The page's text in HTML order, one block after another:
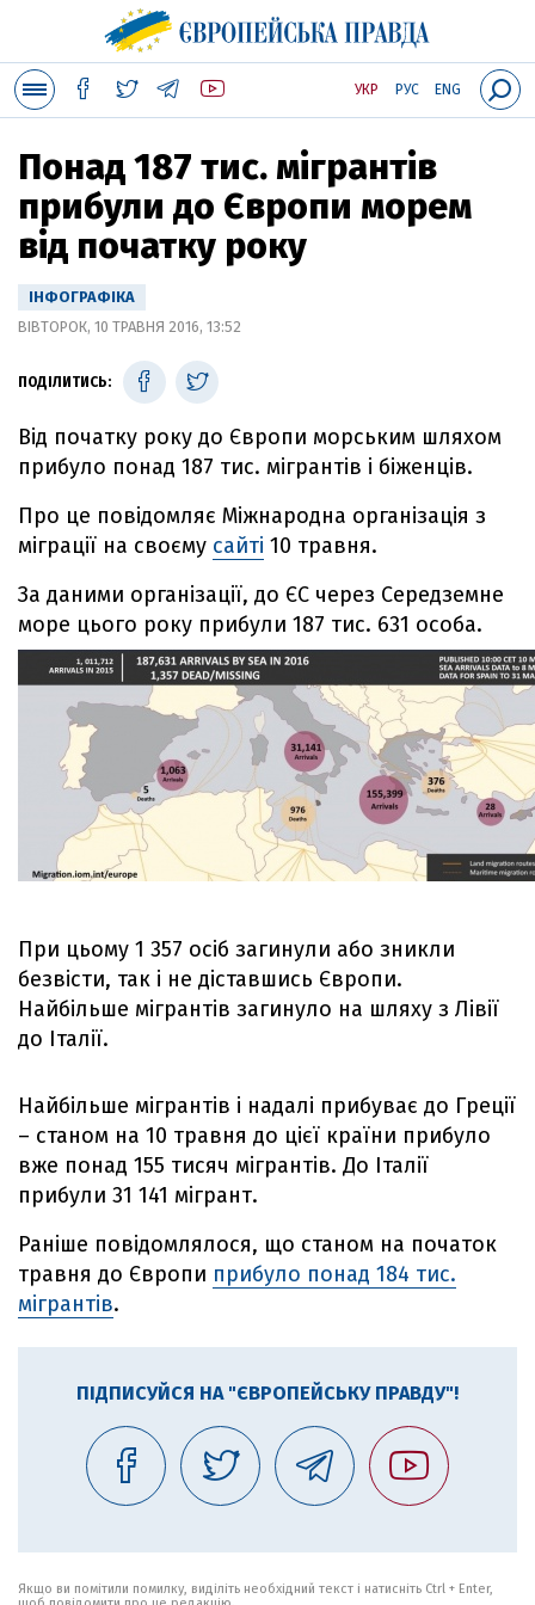
УКР РУС ENG
Понад 187 тис. мігрантів
прибули до Європи морем
від початку року
ІНФОГРАФІКА
ВІВТОРОК, 10 ТРАВНЯ 2016, 13:52
ПОДІЛИТИСЬ:
Від початку року до Європи морським шляхом
прибуло понад 187 тис. мігрантів і біженців.
Про це повідомляє Міжнародна організація з
міграції на своєму сайті 10 травня.
За даними організації, до ЄС через Середземне
море цього року прибули 187 тис. 631 особа.
При цьому 1 357 осіб загинули або зникли
безвісти, так і не діставшись Європи.
Найбільше мігрантів загинуло на шляху з Лівії
до Італії.
Найбільше мігрантів і надалі прибуває до Греції
– станом на 10 травня до цієї країни прибуло
вже понад 155 тисяч мігрантів. До Італії
прибули 31 141 мігрант.
Раніше повідомлялося, що станом на початок
травня до Європи прибуло понад 184 тис.
мігрантів.
ПІДПИСУЙСЯ НА "ЄВРОПЕЙСЬКУ ПРАВДУ"!
Якщо ви помітили помилку, виділіть необхідний текст і натисніть Ctrl + Enter,